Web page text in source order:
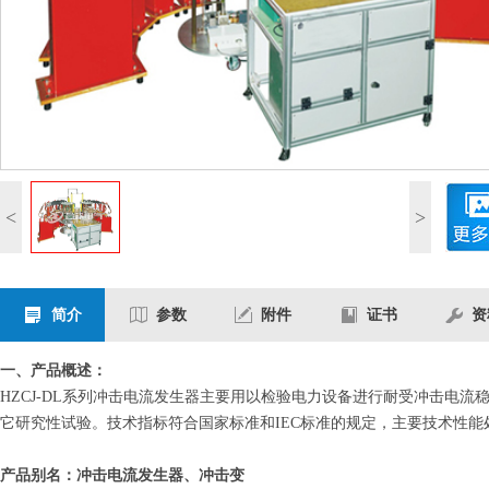
< >
简介 参数 附件 证书
一、产品概述：
HZCJ-DL系列冲击电流发生器主要用以检验电力设备进行耐受冲击电流
它研究性试验。技术指标符合国家标准和IEC标准的规定，主要技术性
产品别名：冲击电流发生器、冲击变